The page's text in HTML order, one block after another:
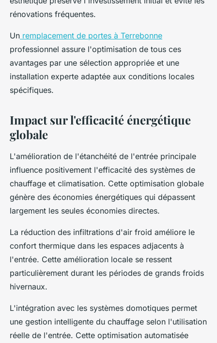
rénovations fréquentes.
Un remplacement de portes à Terrebonne
professionnel assure l'optimisation de tous ces
avantages par une sélection appropriée et une
installation experte adaptée aux conditions locales
spécifiques.
Impact sur l'efficacité énergétique
globale
L'amélioration de l'étanchéité de l'entrée principale
influence positivement l'efficacité des systèmes de
chauffage et climatisation. Cette optimisation globale
génère des économies énergétiques qui dépassent
largement les seules économies directes.
La réduction des infiltrations d'air froid améliore le
confort thermique dans les espaces adjacents à
l'entrée. Cette amélioration locale se ressent
particulièrement durant les périodes de grands froids
hivernaux.
L'intégration avec les systèmes domotiques permet
une gestion intelligente du chauffage selon l'utilisation
réelle de l'entrée. Cette optimisation automatisée